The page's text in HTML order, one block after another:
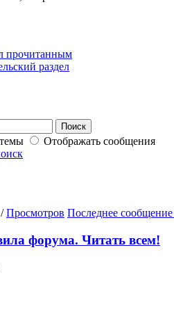
прочитанным
раздел
Отображать сообщения
/Просмотров Последнее сообщение
форума. Читать всем!